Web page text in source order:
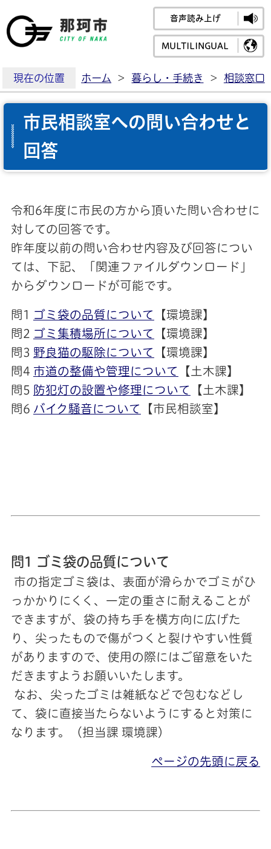
那珂市公式ホームペ
音声読み上げ
MULTILINGUAL
現在の位置 ホーム > 暮らし・手続き > 相談窓口
市民相談室への問い合わせと
回答
令和6年度に市民の方から頂いた問い合わせに
対しての回答です。
昨年度以前の問い合わせ内容及び回答につい
ては、下記、「関連ファイルダウンロード」
からダウンロードが可能です。
問1 ゴミ袋の品質について
【環境課】
問2 ゴミ集積場所について
【環境課】
問3 野良猫の駆除について
【環境課】
問4 市道の整備や管理について
【土木課】
問5 防犯灯の設置や修理について
【土木課】
問6 バイク騒音について 【市民相談室】
問1 ゴミ袋の品質について
市の指定ゴミ袋は、表面が滑らかでゴミがひ
っかかりにくく、一定の重さに耐えることが
できますが、袋の持ち手を横方向に広げた
り、尖ったもので傷がつくと裂けやすい性質
がありますので、使用の際にはご留意をいた
だきますようお願いいたします。
なお、尖ったゴミは雑紙などで包むなどし
て、袋に直接当たらないようにすると対策に
なります。（担当課 環境課）
ページの先頭に戻る